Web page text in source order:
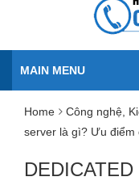
MAIN MENU
Home Công nghệ
server là gì? Ưu điểm